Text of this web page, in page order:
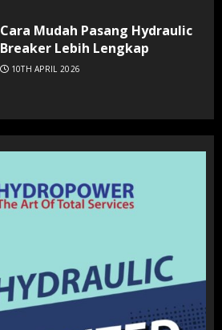
Cara Mudah Pasang Hydraulic
Breaker Lebih Lengkap
10TH APRIL 2026